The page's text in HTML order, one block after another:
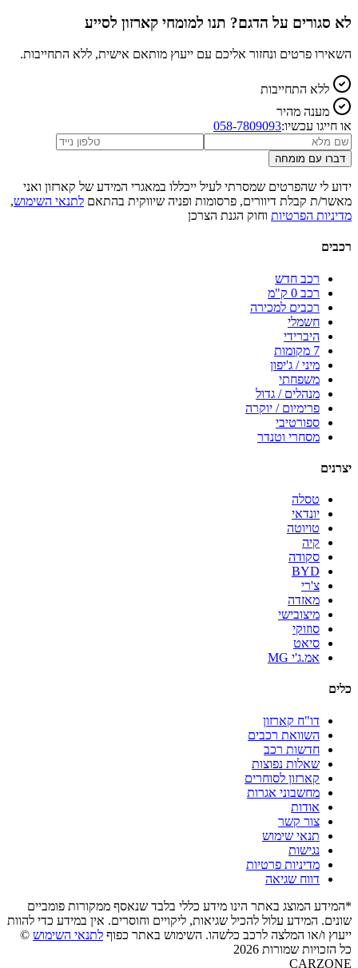
לא סגורים על הדגם? תנו למומחי קארזון לסייע
השאירו פרטים ונחזור אליכם עם ייעוץ מותאם אישית, ללא התחייבות.
ללא התחייבות
מענה מהיר
או חייגו עכשיו:058-7809093
דברו עם מומחה
ידוע לי שהפרטים שמסרתי לעיל ייכללו במאגרי המידע של קארזון ואני
מאשר/ת קבלת דיוורים, פרסומות ופניה שיווקית בהתאם לתנאי השימוש,
מדיניות הפרטיות וחוק הגנת הצרכן
רכבים
רכב חדש
רכב 0 ק"מ
רכבים למכירה
חשמלי
היברידי
7 מקומות
מיני / ג'יפון
משפחתי
מנהלים / גדול
פרימיום / יוקרה
ספורטיבי
מסחרי וטנדר
יצרנים
טסלה
יונדאי
טויוטה
קיה
סקודה
BYD
צ'רי
מאזדה
מיצובישי
סוזוקי
סיאט
אמ.ג'י MG
כלים
דו"ח קארזון
השוואת רכבים
חדשות רכב
שאלות נפוצות
קארזון לסוחרים
מחשבוני אגרות
אודות
צור קשר
תנאי שימוש
נגישות
מדיניות פרטיות
דווח שגיאה
*המידע המוצג באתר הינו מידע כללי בלבד שנאסף ממקורות פומביים
שונים. המידע עלול להכיל שגיאות, ליקויים וחוסרים. אין במידע כדי להוות
ייעוץ ו/או המלצה לרכב כלשהו. השימוש באתר כפוף לתנאי השימוש ©
כל הזכויות שמורות 2026
CARZONE